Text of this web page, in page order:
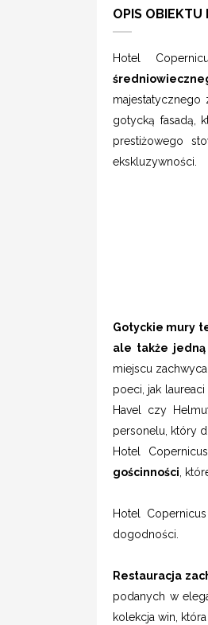
OPIS OBIEKTU
Hotel
majestatycznego
gotycką fasadą,
prestiżowego
ekskluzywności.
Gotyckie mury
ale także
miejscu
poeci, jak
Havel czy
personelu, który
Hotel
gościnności,
Hotel
dogodności.
Restauracja
podanych w
kolekcja win,